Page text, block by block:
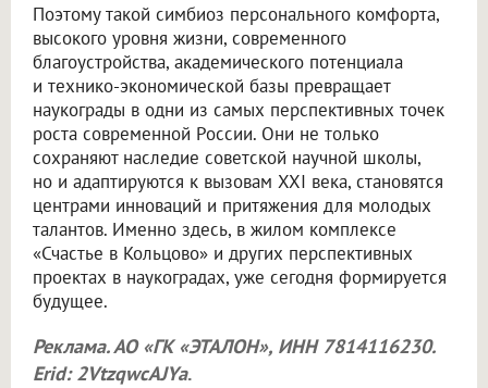
Поэтому такой симбиоз персонального комфорта,
высокого уровня жизни, современного
благоустройства, академического потенциала
и технико-экономической базы превращает
наукограды в одни из самых перспективных точек
роста современной России. Они не только
сохраняют наследие советской научной школы,
но и адаптируются к вызовам XXI века, становятся
центрами инноваций и притяжения для молодых
талантов. Именно здесь, в жилом комплексе
«Счастье в Кольцово» и других перспективных
проектах в наукоградах, уже сегодня формируется
будущее.
Реклама. АО «ГК «ЭТАЛОН», ИНН 7814116230.
Erid: 2VtzqwcAJYa.